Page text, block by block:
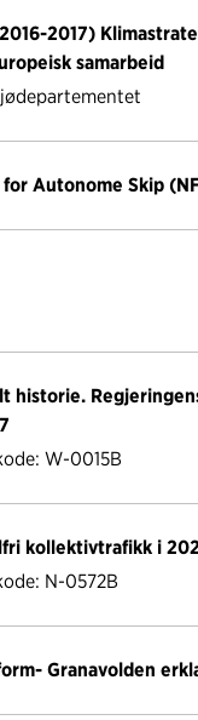
2017)
samarbeid
Autonome Skip
historie.
W-0015B
kollektivtrafikk i
N-0572B
Granavolden